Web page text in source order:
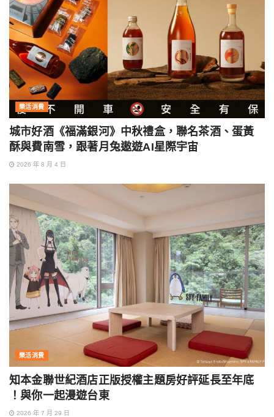
樂活消費
城市好酒《福滿銀河》中秋禮盒，聯名茶酒、蛋黃
酥與費南雪，跟著月兔遨遊AI星際宇宙
2026 年 8 月 4 日
樂活消費
知本金聯世紀酒店正版授權主題房好評延長至年底
！與你一起漫遊台東
2026 年 7 月 29 日